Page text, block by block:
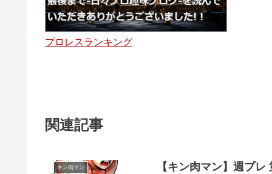
プロレスランキング
関連記事
キン肉マン 【キン肉マン】週プ